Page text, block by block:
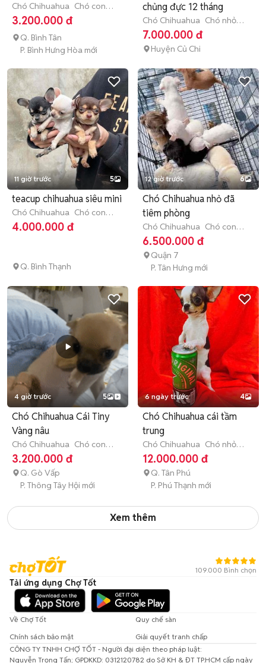
Chó Chihuahua Chó con
(dưới 3 tháng tuổi)
3.200.000 đ
Q. Bình Tân
P. Bình Hưng Hòa mới
chủng đực 12 tháng
Chó Chihuahua Chó nhỏ
(dưới 1 năm tuổi)
7.000.000 đ
Huyện Củ Chi
11 giờ trước 5
teacup chihuahua siêu mini
Chó Chihuahua Chó con
(dưới 3 tháng tuổi)
4.000.000 đ
Q. Bình Thạnh
12 giờ trước 6
Chó Chihuahua nhỏ đã
tiêm phòng
Chó Chihuahua Chó con
(dưới 3 tháng tuổi)
6.500.000 đ
Quận 7
P. Tân Hưng mới
4 giờ trước 5
Chó Chihuahua Cái Tiny
Vàng nâu
Chó Chihuahua Chó con
(dưới 3 tháng tuổi)
3.200.000 đ
Q. Gò Vấp
P. Thông Tây Hội mới
6 ngày trước 4
Chó Chihuahua cái tầm
trung
Chó Chihuahua Chó nhỏ
(dưới 1 năm tuổi)
12.000.000 đ
Q. Tân Phú
P. Phú Thạnh mới
Xem thêm
109.000 Bình chọn
Tải ứng dụng Chợ Tốt
Về Chợ Tốt
Quy chế sàn
Chính sách bảo mật
Giải quyết tranh chấp
CÔNG TY TNHH CHỢ TỐT - Người đại diện theo pháp luật:
Nguyễn Trọng Tấn; GPDKKD: 0312120782 do Sở KH & ĐT TP.HCM cấp ngày